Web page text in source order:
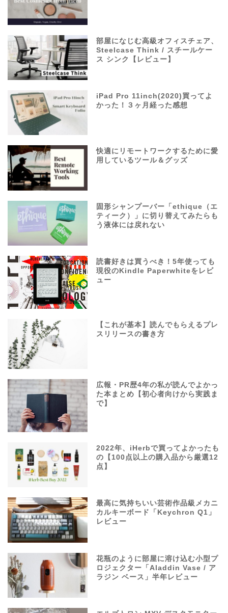
部屋になじむ高級オフィスチェア、
Steelcase Think / スチールケー
ス シンク【レビュー】
iPad Pro 11inch(2020)買ってよ
かった！３ヶ月経った感想
快適にリモートワークするために愛
用しているツール＆グッズ
固形シャンプーバー「ethique（エ
ティーク）」に切り替えてみたらも
う液体には戻れない
読書好きは買うべき！5年使っても
現役のKindle Paperwhiteをレビ
ュー
【これが基本】読んでもらえるプレ
スリリースの書き方
広報・PR歴4年の私が読んでよかっ
た本まとめ【初心者向けから実践ま
で】
2022年、iHerbで買ってよかったも
の【100点以上の購入品から厳選12
点】
最高に気持ちいい芸術作品級メカニ
カルキーボード「Keychron Q1」
レビュー
花瓶のように部屋に溶け込む小型プ
ロジェクター「Aladdin Vase / ア
ラジン ベース」半年レビュー